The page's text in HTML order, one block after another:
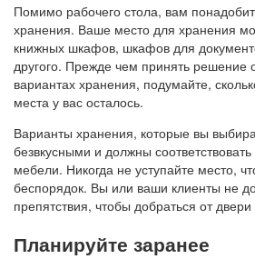
Помимо рабочего стола, вам
хранения. Ваше место для хранения
книжных шкафов, шкафов для
другого. Прежде чем принять решение
вариантах хранения, подумайте,
места у вас осталось.
Варианты хранения, которые вы
безвкусными и должны
мебели. Никогда не уступайте место,
беспорядок. Вы или ваши клиенты не
препятствия, чтобы добраться от
Планируйте заранее